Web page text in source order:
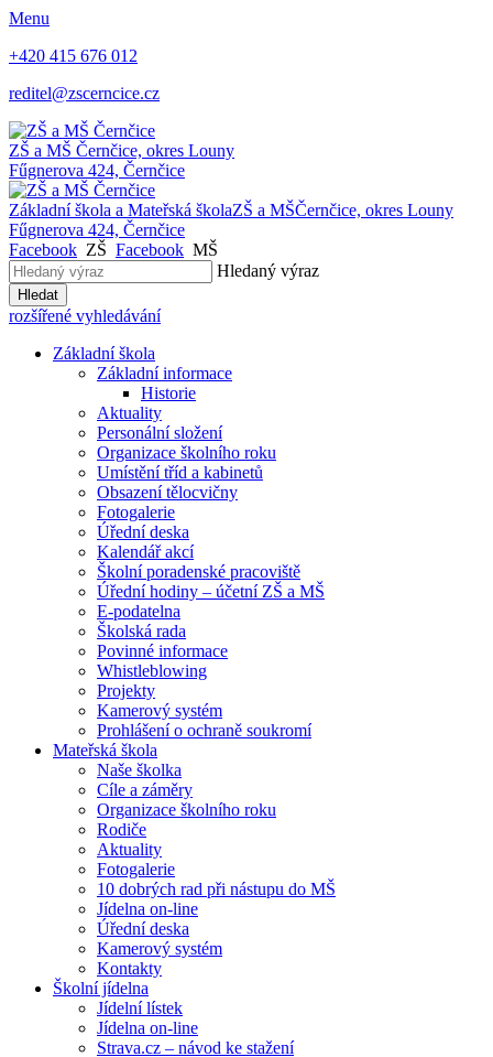
Menu
+420 415 676 012
reditel@zscerncice.cz
ZŠ a MŠ Černčice, okres Louny
Fűgnerova 424, Černčice
Základní škola a Mateřská školaZŠ a MŠČernčice, okres Louny
Fűgnerova 424, Černčice
Facebook ZŠ Facebook MŠ
Hledaný výraz
Hledat
rozšířené vyhledávání
Základní škola
Základní informace
Historie
Aktuality
Personální složení
Organizace školního roku
Umístění tříd a kabinetů
Obsazení tělocvičny
Fotogalerie
Úřední deska
Kalendář akcí
Školní poradenské pracoviště
Úřední hodiny – účetní ZŠ a MŠ
E-podatelna
Školská rada
Povinné informace
Whistleblowing
Projekty
Kamerový systém
Prohlášení o ochraně soukromí
Mateřská škola
Naše školka
Cíle a záměry
Organizace školního roku
Rodiče
Aktuality
Fotogalerie
10 dobrých rad při nástupu do MŠ
Jídelna on-line
Úřední deska
Kamerový systém
Kontakty
Školní jídelna
Jídelní lístek
Jídelna on-line
Strava.cz – návod ke stažení